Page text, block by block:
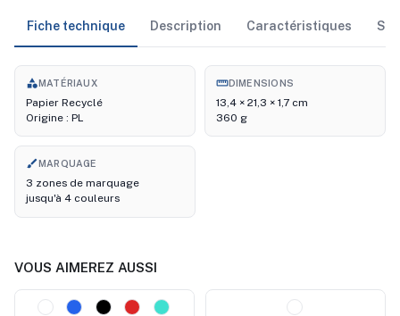
Fiche technique Description Caractéristiques
categoryMATÉRIAUX
Papier Recyclé
Origine : PL
straightenDIMENSIONS
13,4 × 21,3 × 1,7 cm
360 g
brushMARQUAGE
3 zones de marquage
jusqu'à 4 couleurs
VOUS AIMEREZ AUSSI
Nouveau